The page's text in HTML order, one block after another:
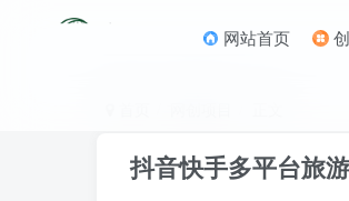
网站首页
抖音快手多平台旅